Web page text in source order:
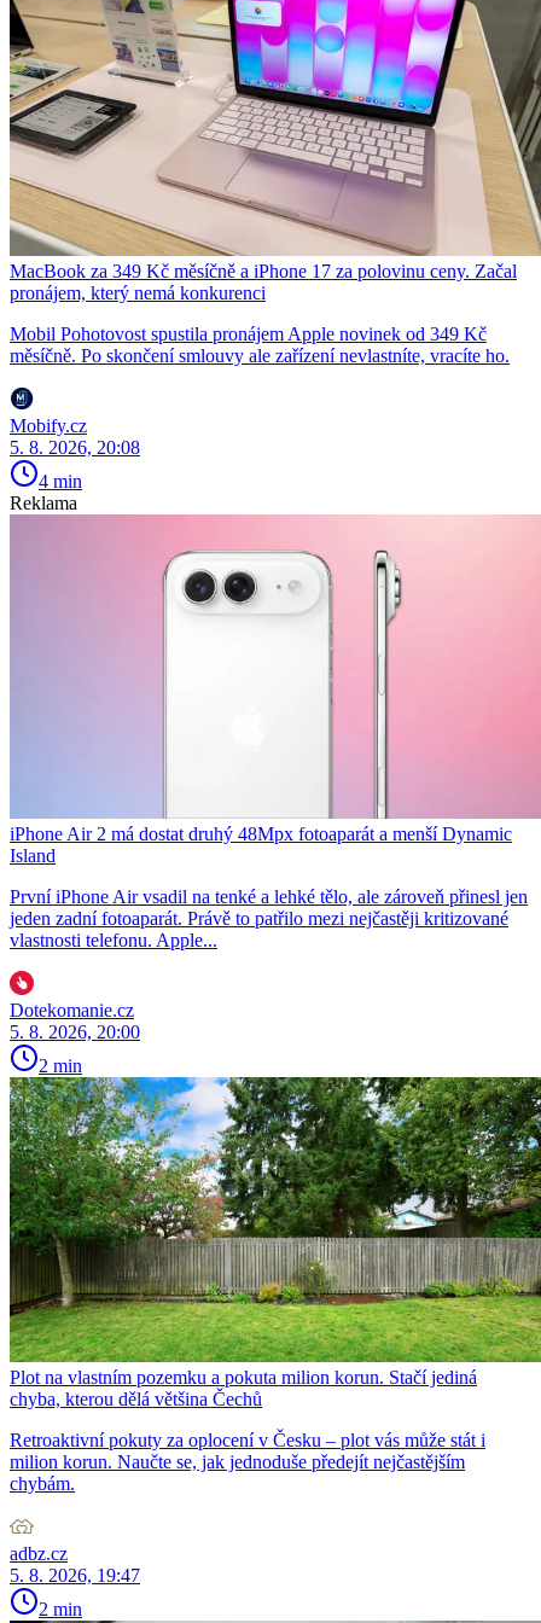
MacBook za 349 Kč měsíčně a iPhone 17 za polovinu ceny. Začal
pronájem, který nemá konkurenci
Mobil Pohotovost spustila pronájem Apple novinek od 349 Kč
měsíčně. Po skončení smlouvy ale zařízení nevlastníte, vracíte ho.
Mobify.cz
5. 8. 2026, 20:08
4 min
Reklama
iPhone Air 2 má dostat druhý 48Mpx fotoaparát a menší Dynamic
Island
První iPhone Air vsadil na tenké a lehké tělo, ale zároveň přinesl jen
jeden zadní fotoaparát. Právě to patřilo mezi nejčastěji kritizované
vlastnosti telefonu. Apple...
Dotekomanie.cz
5. 8. 2026, 20:00
2 min
Plot na vlastním pozemku a pokuta milion korun. Stačí jediná
chyba, kterou dělá většina Čechů
Retroaktivní pokuty za oplocení v Česku – plot vás může stát i
milion korun. Naučte se, jak jednoduše předejít nejčastějším
chybám.
adbz.cz
5. 8. 2026, 19:47
2 min